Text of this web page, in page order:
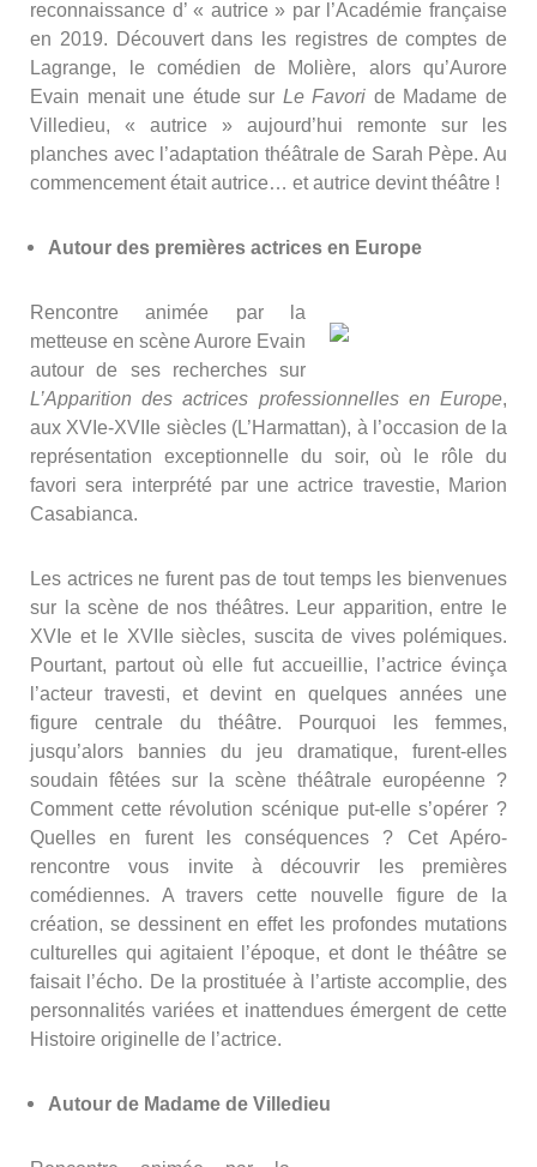
reconnaissance d’ « autrice » par l’Académie française
en 2019. Découvert dans les registres de comptes de
Lagrange, le comédien de Molière, alors qu’Aurore
Evain menait une étude sur Le Favori de Madame de
Villedieu, « autrice » aujourd’hui remonte sur les
planches avec l’adaptation théâtrale de Sarah Pèpe. Au
commencement était autrice… et autrice devint théâtre !
Autour des premières actrices en Europe
Rencontre animée par la
metteuse en scène Aurore Evain
autour de ses recherches sur
L’Apparition des actrices professionnelles en Europe,
aux XVIe-XVIIe siècles (L’Harmattan), à l’occasion de la
représentation exceptionnelle du soir, où le rôle du
favori sera interprété par une actrice travestie, Marion
Casabianca.
Les actrices ne furent pas de tout temps les bienvenues
sur la scène de nos théâtres. Leur apparition, entre le
XVIe et le XVIIe siècles, suscita de vives polémiques.
Pourtant, partout où elle fut accueillie, l’actrice évinça
l’acteur travesti, et devint en quelques années une
figure centrale du théâtre. Pourquoi les femmes,
jusqu’alors bannies du jeu dramatique, furent-elles
soudain fêtées sur la scène théâtrale européenne ?
Comment cette révolution scénique put-elle s’opérer ?
Quelles en furent les conséquences ? Cet Apéro-
rencontre vous invite à découvrir les premières
comédiennes. A travers cette nouvelle figure de la
création, se dessinent en effet les profondes mutations
culturelles qui agitaient l’époque, et dont le théâtre se
faisait l’écho. De la prostituée à l’artiste accomplie, des
personnalités variées et inattendues émergent de cette
Histoire originelle de l’actrice.
Autour de Madame de Villedieu